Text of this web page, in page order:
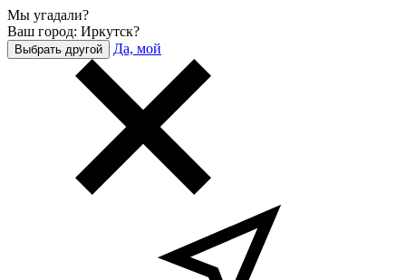
Мы угадали?
Ваш город: Иркутск?
Выбрать другой Да, мой